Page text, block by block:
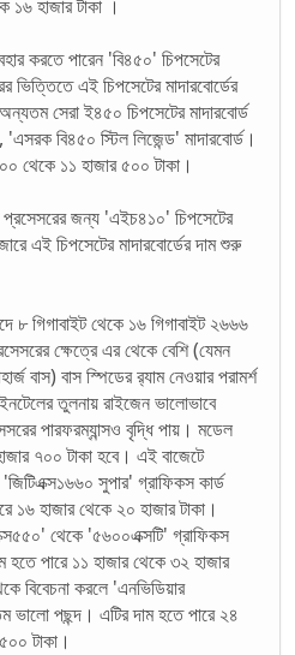
১৬ হাজার টাকা ।
করতে পারেন 'বি৪৫০' চিপসেটের
ভিত্তিতে এই চিপসেটের মাদারবোর্ডের
সেরা ই৪৫০ চিপসেটের মাদারবোর্ড
বি৪৫০ স্টিল লিজেন্ড' মাদারবোর্ড।
থেকে ১১ হাজার ৫০০ টাকা।
জন্য 'এইচ৪১০' চিপসেটের
এই চিপসেটের মাদারবোর্ডের দাম শুরু
৮ গিগাবাইট থেকে ১৬ গিগাবাইট ২৬৬৬
ক্ষেত্রে এর থেকে বেশি (যেমন
বাস) বাস স্পিডের র‌্যাম নেওয়ার পরামর্শ
তুলনায় রাইজেন ভালোভাবে
পারফরম্যান্সও বৃদ্ধি পায়। মডেল
৭০০ টাকা হবে। এই বাজেটে
সুপার' গ্রাফিকস কার্ড
১৬ হাজার থেকে ২০ হাজার টাকা।
থেকে '৫৬০০এক্সটি' গ্রাফিকস
হতে পারে ১১ হাজার থেকে ৩২ হাজার
বিবেচনা করলে 'এনভিডিয়ার
ভালো পছন্দ। এটির দাম হতে পারে ২৪
টাকা।